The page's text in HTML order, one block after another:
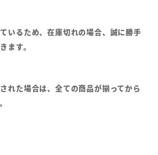
いるため、在庫切れの場合、誠に勝手
ます。
れた場合は、全ての商品が揃ってから